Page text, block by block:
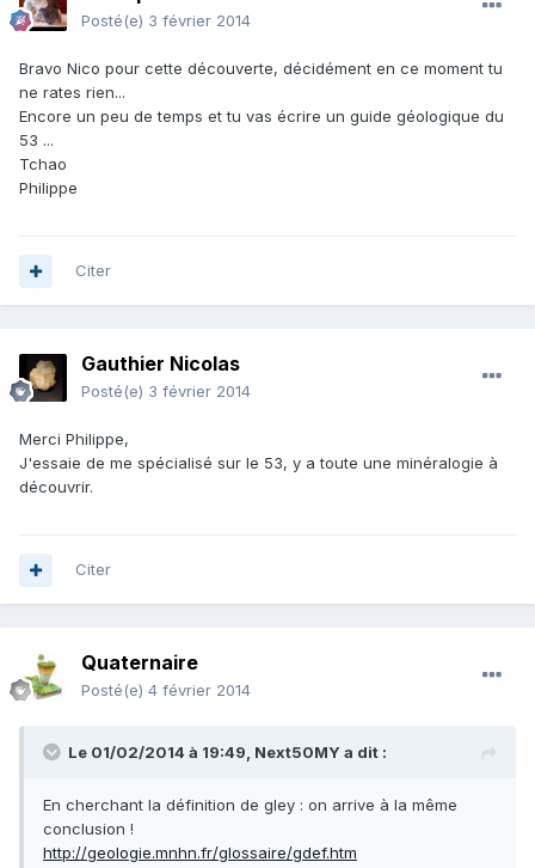
Posté(e) 3 février 2014
Bravo Nico pour cette découverte, décidément en ce moment tu
ne rates rien...
Encore un peu de temps et tu vas écrire un guide géologique du
53 ...
Tchao
Philippe
Citer
Gauthier Nicolas
Posté(e) 3 février 2014
Merci Philippe,
J'essaie de me spécialisé sur le 53, y a toute une minéralogie à
découvrir.
Citer
Quaternaire
Posté(e) 4 février 2014
Le 01/02/2014 à 19:49, Next50MY a dit :
En cherchant la définition de gley : on arrive à la même
conclusion !
http://geologie.mnhn.fr/glossaire/gdef.htm